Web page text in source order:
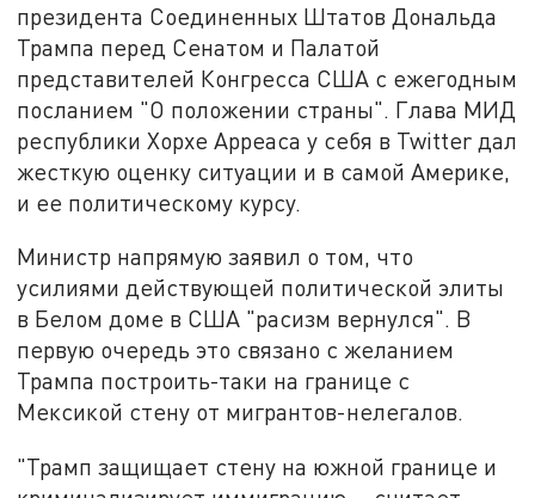
президента Соединенных Штатов Дональда
Трампа перед Сенатом и Палатой
представителей Конгресса США с ежегодным
посланием "О положении страны". Глава МИД
республики Хорхе Арреаса у себя в Twitter дал
жесткую оценку ситуации и в самой Америке,
и ее политическому курсу.
Министр напрямую заявил о том, что
усилиями действующей политической элиты
в Белом доме в США "расизм вернулся". В
первую очередь это связано с желанием
Трампа построить-таки на границе с
Мексикой стену от мигрантов-нелегалов.
"Трамп защищает стену на южной границе и